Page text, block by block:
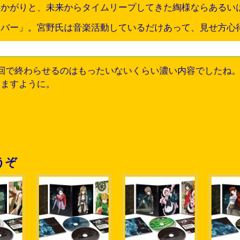
がりと、未来からタイムリープしてきた綯様ならある
ー」。宮野氏は音楽活動しているだけあって、見せ方
で終わらせるのはもったいないくらい濃い内容でした
すように。
ぞ